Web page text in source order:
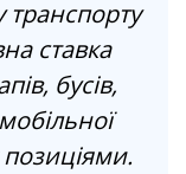
ставка
бусів,